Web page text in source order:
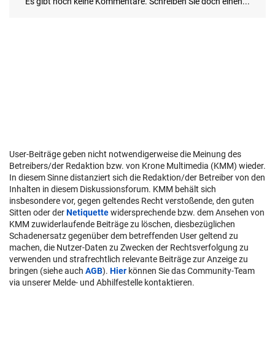
User-Beiträge geben nicht notwendigerweise die Meinung des
Betreibers/der Redaktion bzw. von Krone Multimedia (KMM) wieder.
In diesem Sinne distanziert sich die Redaktion/der Betreiber von den
Inhalten in diesem Diskussionsforum. KMM behält sich
insbesondere vor, gegen geltendes Recht verstoßende, den guten
Sitten oder derNetiquettewidersprechende bzw. dem Ansehen von
KMM zuwiderlaufende Beiträge zu löschen, diesbezüglichen
Schadenersatz gegenüber dem betreffenden User geltend zu
machen, die Nutzer-Daten zu Zwecken der Rechtsverfolgung zu
verwenden und strafrechtlich relevante Beiträge zur Anzeige zu
bringen (siehe auch AGB). Hier können Sie das Community-Team
via unserer Melde- und Abhilfestelle kontaktieren.